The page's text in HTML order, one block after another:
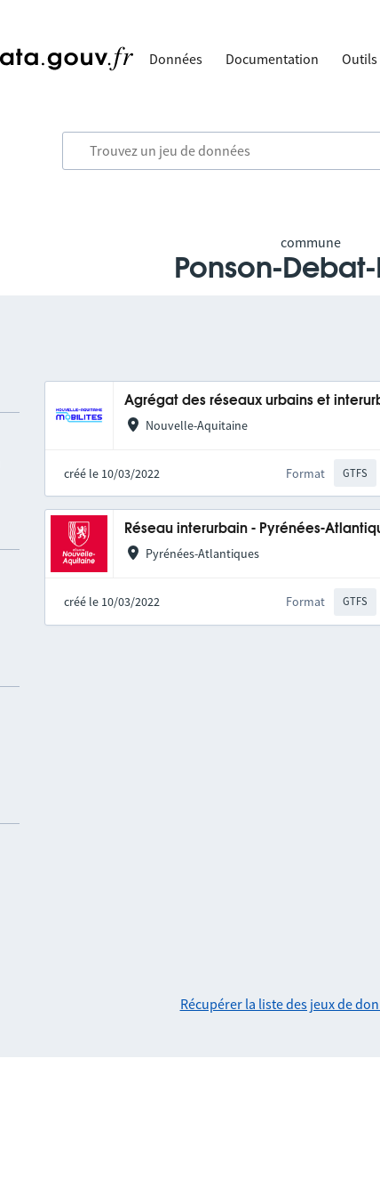
Données Documentation Outils
commune
Ponson-
Agrégat des réseaux urbains et
Nouvelle-Aquitaine
créé le 10/03/2022 Format GTFS
Réseau interurbain - Pyrénées-
Pyrénées-Atlantiques
créé le 10/03/2022 Format GTFS
Récupérer la liste des jeux de